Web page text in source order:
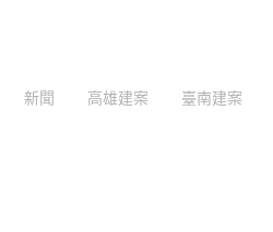
新聞 高雄建案 臺南建案